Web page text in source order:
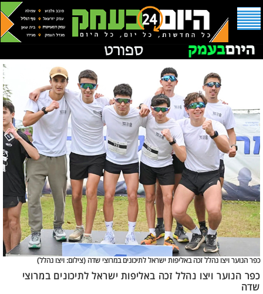
כפר הנוער ויצו נהלל זכה באליפות ישראל לתיכונים במרוצי שדה (צילום: ויצו נהלל)
כפר הנוער ויצו נהלל זכה באליפות ישראל לתיכונים במרוצי
שדה